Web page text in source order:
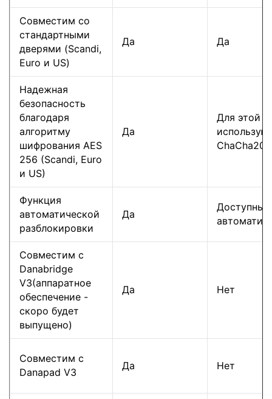
Совместим со
стандартными
дверями (Scandi,
Euro и US)
Да Да
Надежная
безопасность
благодаря
алгоритму
шифрования AES
256 (Scandi, Euro
и US)
Да
Для этой
ChaCha20
Функция
автоматической
разблокировки
Да
Доступны
Совместим с
Danabridge
V3(аппаратное
обеспечение -
скоро будет
выпущено)
Да Нет
Совместим с
Danapad V3
Да Нет